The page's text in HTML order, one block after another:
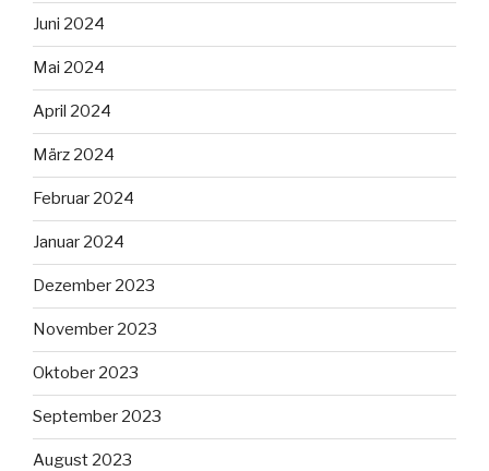
Juni 2024
Mai 2024
April 2024
März 2024
Februar 2024
Januar 2024
Dezember 2023
November 2023
Oktober 2023
September 2023
August 2023